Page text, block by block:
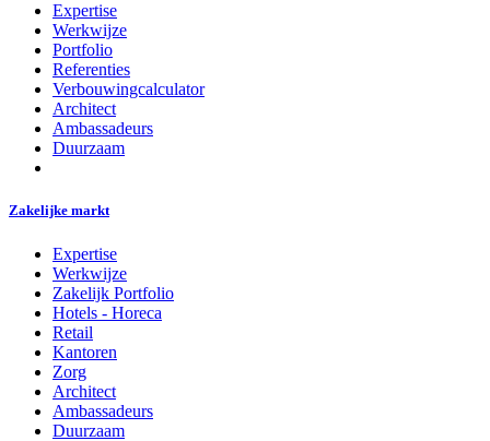
Expertise
Werkwijze
Portfolio
Referenties
Verbouwingcalculator
Architect
Ambassadeurs
Duurzaam
Zakelijke markt
Expertise
Werkwijze
Zakelijk Portfolio
Hotels - Horeca
Retail
Kantoren
Zorg
Architect
Ambassadeurs
Duurzaam